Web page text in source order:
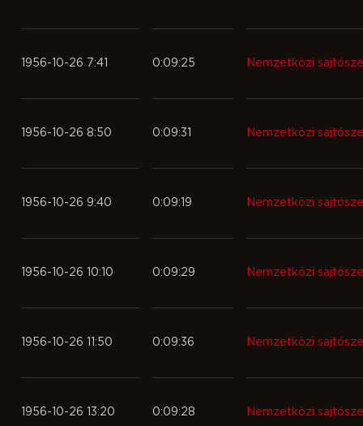
1956-10-26 7:41 0:09:25 Nemzetközi
1956-10-26 8:50 0:09:31 Nemzetközi
1956-10-26 9:40 0:09:19 Nemzetközi
1956-10-26 10:10 0:09:29 Nemzetközi
1956-10-26 11:50 0:09:36 Nemzetközi
1956-10-26 13:20 0:09:28 Nemzetközi